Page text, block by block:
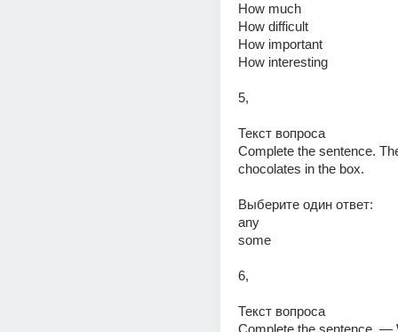
How much
How difficult
How important
How interesting
5,
Текст вопроса
Complete the sentence.
chocolates in the box.
Выберите один ответ:
any
some
6,
Текст вопроса
Complete the sentence. —